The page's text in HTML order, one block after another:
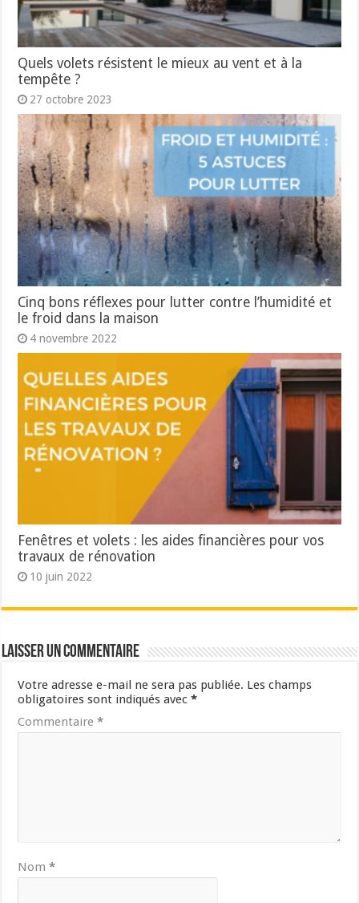
Quels volets résistent le mieux au vent et à la
tempête ?
27 octobre 2023
Cinq bons réflexes pour lutter contre l’humidité et
le froid dans la maison
4 novembre 2022
Fenêtres et volets : les aides financières pour vos
travaux de rénovation
10 juin 2022
Laisser un commentaire
Votre adresse e-mail ne sera pas publiée. Les champs
obligatoires sont indiqués avec*
Commentaire*
Nom*